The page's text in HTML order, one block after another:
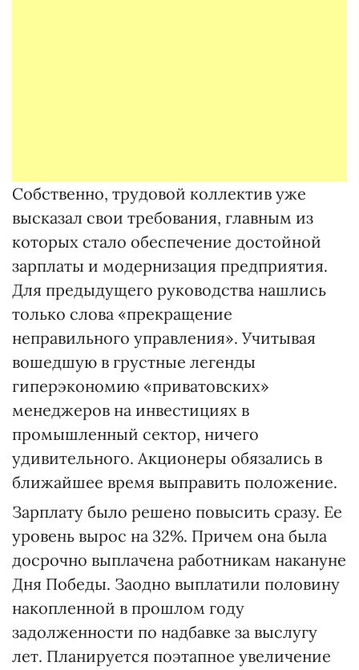
Собственно, трудовой коллектив уже
высказал свои требования, главным из
которых стало обеспечение достойной
зарплаты и модернизация предприятия.
Для предыдущего руководства нашлись
только слова «прекращение
неправильного управления». Учитывая
вошедшую в грустные легенды
гиперэкономию «приватовских»
менеджеров на инвестициях в
промышленный сектор, ничего
удивительного. Акционеры обязались в
ближайшее время выправить положение.
Зарплату было решено повысить сразу. Ее
уровень вырос на 32%. Причем она была
досрочно выплачена работникам накануне
Дня Победы. Заодно выплатили половину
накопленной в прошлом году
задолженности по надбавке за выслугу
лет. Планируется поэтапное увеличение